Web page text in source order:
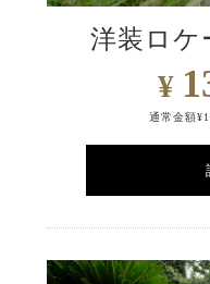
洋装ロケ
¥
通常金額